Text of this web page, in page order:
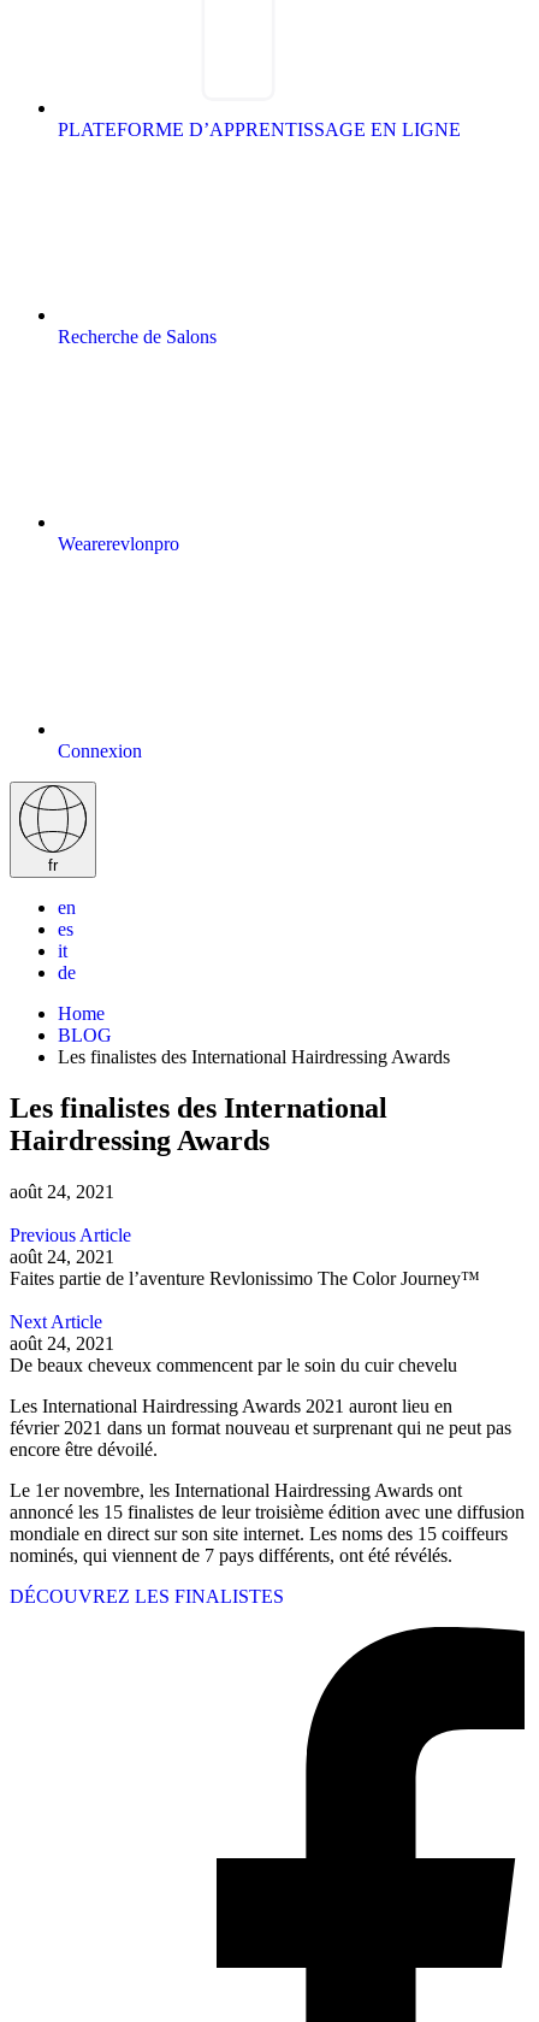
PLATEFORME D’APPRENTISSAGE EN LIGNE
Recherche de Salons
Wearerevlonpro
Connexion
fr
en
es
it
de
Home
BLOG
Les finalistes des International Hairdressing Awards
Les finalistes des International
Hairdressing Awards
août 24, 2021
Previous Article
août 24, 2021
Faites partie de l’aventure Revlonissimo The Color Journey™
Next Article
août 24, 2021
De beaux cheveux commencent par le soin du cuir chevelu
Les International Hairdressing Awards 2021 auront lieu en
février 2021 dans un format nouveau et surprenant qui ne peut pas
encore être dévoilé.
Le 1er novembre, les International Hairdressing Awards ont
annoncé les 15 finalistes de leur troisième édition avec une diffusion
mondiale en direct sur son site internet. Les noms des 15 coiffeurs
nominés, qui viennent de 7 pays différents, ont été révélés.
DÉCOUVREZ LES FINALISTES